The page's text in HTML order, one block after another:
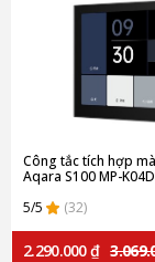
Công tắc tích hợp
Aqara S100 MP-
5/5
(32)
2.290.000 ₫